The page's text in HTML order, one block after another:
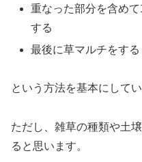
重なった部分を含め
する
最後に草マルチをする
という方法を基本にしてい
ただし、雑草の種類や土
ると思います。